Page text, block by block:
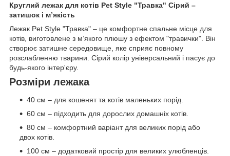
Круглий лежак для котів Pet Style "Травка" Сірий –
затишок і м’якість
Лежак Pet Style "Травка" – це комфортне спальне місце для
котів, виготовлене з м’якого плюшу з ефектом "травички". Він
створює затишне середовище, яке сприяє повному
розслабленню тварини. Сірий колір універсальний і пасує до
будь-якого інтер'єру.
Розміри лежака
40 см – для кошенят та котів маленьких порід.
60 см – підходить для дорослих домашніх котів.
80 см – комфортний варіант для великих порід або
двох котів.
100 см – додатковий простір для великих улюбленців.